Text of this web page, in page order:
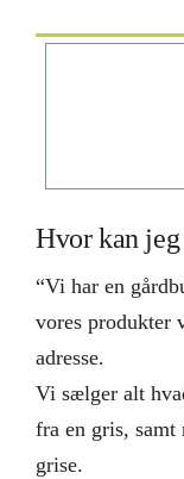
Hvor kan
“Vi har en
vores produkter
adresse.
Vi sælger alt
fra en gris, samt
grise.